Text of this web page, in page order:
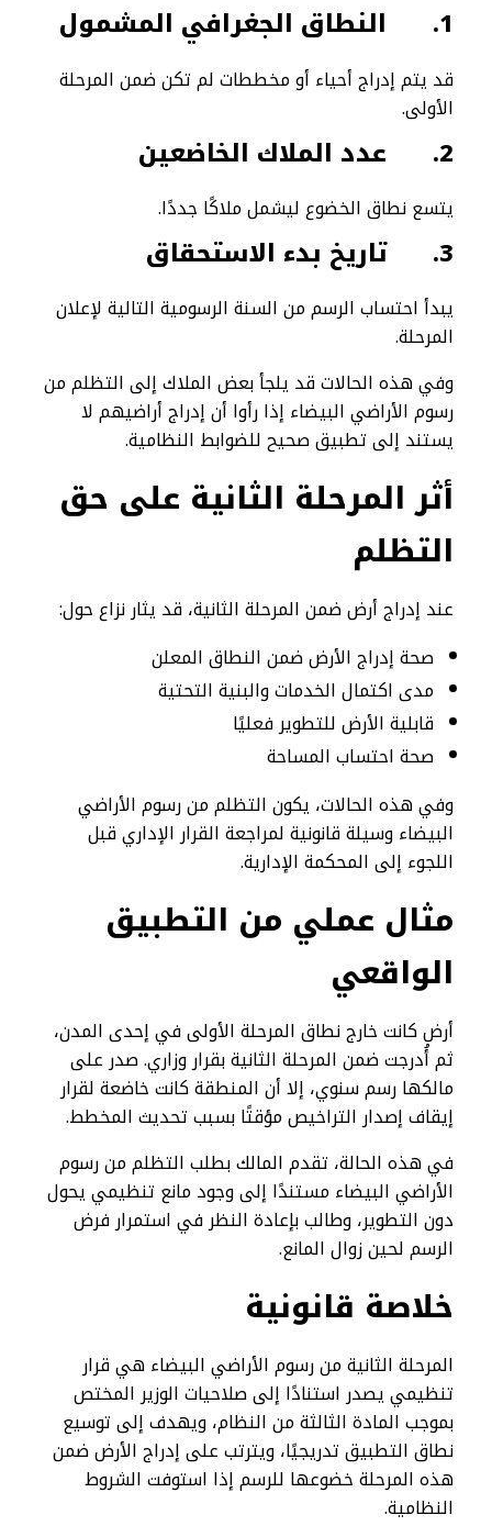
1. النطاق الجغرافي المشمول
قد يتم إدراج أحياء أو مخططات لم تكن ضمن المرحلة
الأولى.
2. عدد الملاك الخاضعين
يتسع نطاق الخضوع ليشمل ملاكًا جددًا.
3. تاريخ بدء الاستحقاق
يبدأ احتساب الرسم من السنة الرسومية التالية لإعلان
المرحلة.
وفي هذه الحالات قد يلجأ بعض الملاك إلى التظلم من
رسوم الأراضي البيضاء إذا رأوا أن إدراج أراضيهم لا
يستند إلى تطبيق صحيح للضوابط النظامية.
أثر المرحلة الثانية على حق
التظلم
عند إدراج أرض ضمن المرحلة الثانية، قد يثار نزاع حول:
صحة إدراج الأرض ضمن النطاق المعلن
مدى اكتمال الخدمات والبنية التحتية
قابلية الأرض للتطوير فعليًا
صحة احتساب المساحة
وفي هذه الحالات، يكون التظلم من رسوم الأراضي
البيضاء وسيلة قانونية لمراجعة القرار الإداري قبل
اللجوء إلى المحكمة الإدارية.
مثال عملي من التطبيق
الواقعي
أرض كانت خارج نطاق المرحلة الأولى في إحدى المدن،
ثم أُدرجت ضمن المرحلة الثانية بقرار وزاري. صدر على
مالكها رسم سنوي، إلا أن المنطقة كانت خاضعة لقرار
إيقاف إصدار التراخيص مؤقتًا بسبب تحديث المخطط.
في هذه الحالة، تقدم المالك بطلب التظلم من رسوم
الأراضي البيضاء مستندًا إلى وجود مانع تنظيمي يحول
دون التطوير، وطالب بإعادة النظر في استمرار فرض
الرسم لحين زوال المانع.
خلاصة قانونية
المرحلة الثانية من رسوم الأراضي البيضاء هي قرار
تنظيمي يصدر استنادًا إلى صلاحيات الوزير المختص
بموجب المادة الثالثة من النظام، ويهدف إلى توسيع
نطاق التطبيق تدريجيًا، ويترتب على إدراج الأرض ضمن
هذه المرحلة خضوعها للرسم إذا استوفت الشروط
النظامية.